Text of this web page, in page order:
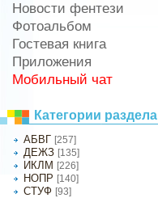
Новости фентези
Фотоальбом
Гостевая книга
Приложения
Мобильный чат
Категории раздела
АБВГ [257]
ДЕЖЗ [135]
ИКЛМ [226]
НОПР [140]
СТУФ [93]